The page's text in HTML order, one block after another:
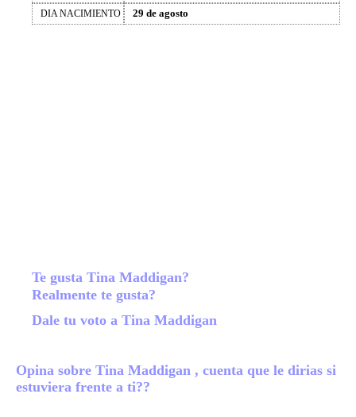
DIA NACIMIENTO 29 de agosto
Te gusta Tina Maddigan?
Realmente te gusta?
Dale tu voto a Tina Maddigan
Opina sobre Tina Maddigan , cuenta que le dirias si
estuviera frente a ti??